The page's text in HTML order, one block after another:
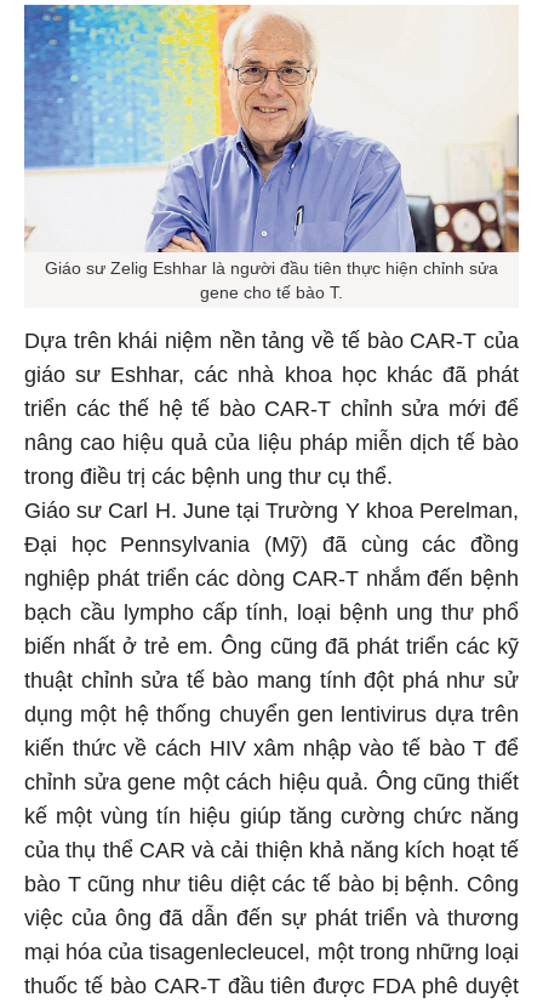
Giáo sư Zelig Eshhar là người đầu tiên thực hiện chỉnh sửa
gene cho tế bào T.
Dựa trên khái niệm nền tảng về tế bào CAR-T của
giáo sư Eshhar, các nhà khoa học khác đã phát
triển các thế hệ tế bào CAR-T chỉnh sửa mới để
nâng cao hiệu quả của liệu pháp miễn dịch tế bào
trong điều trị các bệnh ung thư cụ thể.
Giáo sư Carl H. June tại Trường Y khoa Perelman,
Đại học Pennsylvania (Mỹ) đã cùng các đồng
nghiệp phát triển các dòng CAR-T nhắm đến bệnh
bạch cầu lympho cấp tính, loại bệnh ung thư phổ
biến nhất ở trẻ em. Ông cũng đã phát triển các kỹ
thuật chỉnh sửa tế bào mang tính đột phá như sử
dụng một hệ thống chuyển gen lentivirus dựa trên
kiến thức về cách HIV xâm nhập vào tế bào T để
chỉnh sửa gene một cách hiệu quả. Ông cũng thiết
kế một vùng tín hiệu giúp tăng cường chức năng
của thụ thể CAR và cải thiện khả năng kích hoạt tế
bào T cũng như tiêu diệt các tế bào bị bệnh. Công
việc của ông đã dẫn đến sự phát triển và thương
mại hóa của tisagenlecleucel, một trong những loại
thuốc tế bào CAR-T đầu tiên được FDA phê duyệt